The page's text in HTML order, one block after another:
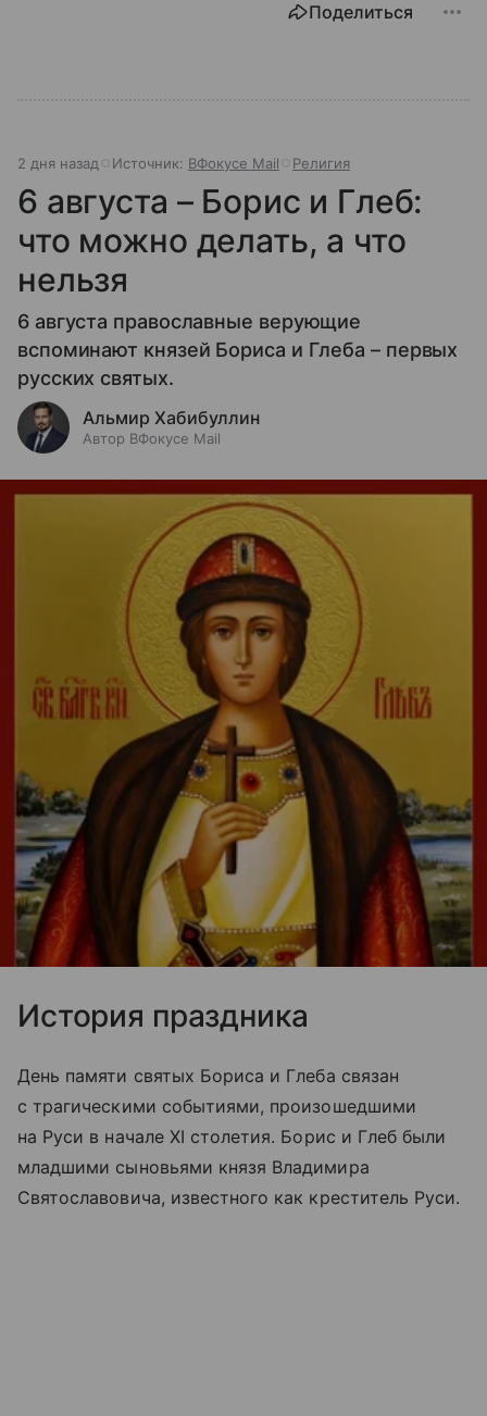
Поделиться
2 дня назад Источник: ВФокусе Mail Религия
6 августа – Борис и Глеб:
что можно делать, а что
нельзя
6 августа православные верующие
вспоминают князей Бориса и Глеба – первых
русских святых.
Альмир Хабибуллин
Автор ВФокусе Mail
История праздника
День памяти святых Бориса и Глеба связан
с трагическими событиями, произошедшими
на Руси в начале XI столетия. Борис и Глеб были
младшими сыновьями князя Владимира
Святославовича, известного как креститель Руси.